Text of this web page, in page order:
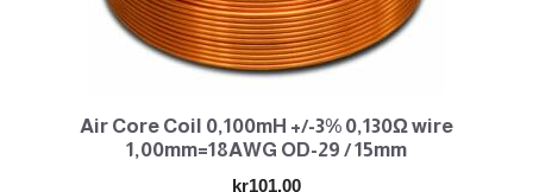
Air Core Coil 0,100mH +/-3% 0,130Ω wire
1,00mm=18AWG OD-29 / 15mm
kr101.00